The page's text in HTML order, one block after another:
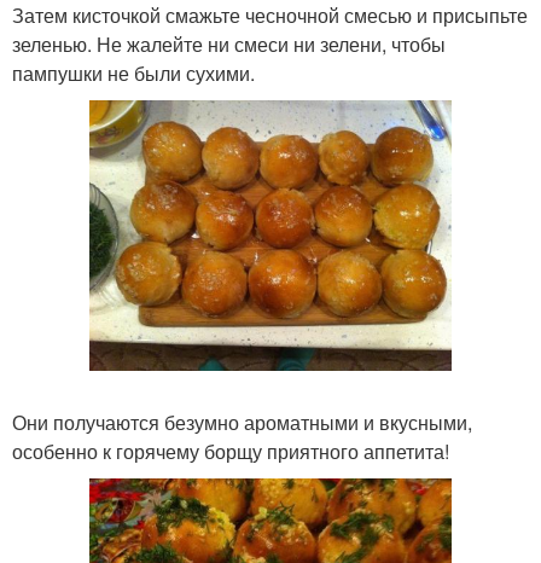
Затем кисточкой смажьте чесночной смесью и присыпьте
зеленью. Не жалейте ни смеси ни зелени, чтобы
пампушки не были сухими.
Они получаются безумно ароматными и вкусными,
особенно к горячему борщу приятного аппетита!